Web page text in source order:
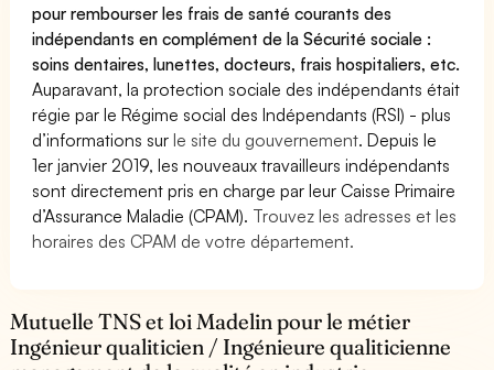
pour rembourser les frais de santé courants des
indépendants en complément de la Sécurité sociale :
soins dentaires, lunettes, docteurs, frais hospitaliers, etc.
Auparavant, la protection sociale des indépendants était
régie par le Régime social des Indépendants (RSI) - plus
d’informations surle site du gouvernement. Depuis le
1er janvier 2019, les nouveaux travailleurs indépendants
sont directement pris en charge par leur Caisse Primaire
d’Assurance Maladie (CPAM). Trouvez les adresses et les
horaires des CPAM de votre département.
Mutuelle TNS et loi Madelin pour le métier
Ingénieur qualiticien / Ingénieure qualiticienne